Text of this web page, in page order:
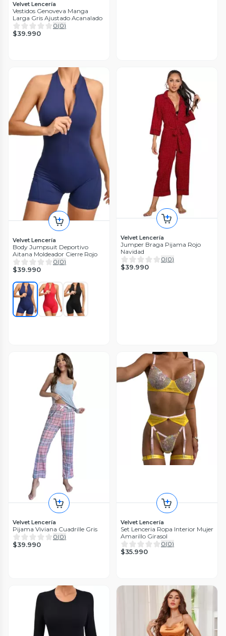
Velvet Lencería
Vestidos Genoveva Manga
Larga Gris Ajustado Acanalado
0(0)
$39.990
Velvet Lencería
Body Jumpsuit Deportivo
Aitana Moldeador Cierre Rojo
0(0)
$39.990
Velvet Lencería
Jumper Braga Pijama Rojo
Navidad
0(0)
$39.990
Velvet Lencería
Pijama Viviana Cuadrille Gris
0(0)
$39.990
Velvet Lencería
Set Lenceria Ropa Interior Mujer
Amarillo Girasol
0(0)
$35.990